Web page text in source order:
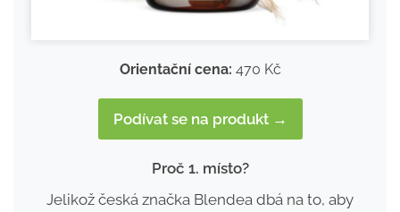
Orientační cena: 470 Kč
Podívat se na produkt →
Proč 1. místo?
Jelikož česká značka Blendea dbá na to, aby